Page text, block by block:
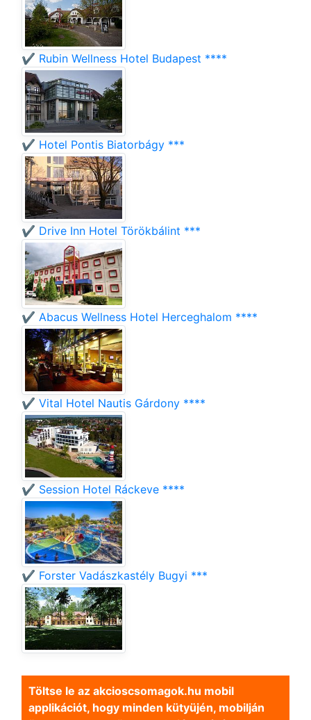
✔️ Rubin Wellness Hotel Budapest ****
✔️ Hotel Pontis Biatorbágy ***
✔️ Drive Inn Hotel Törökbálint ***
✔️ Abacus Wellness Hotel Herceghalom ****
✔️ Vital Hotel Nautis Gárdony ****
✔️ Session Hotel Ráckeve ****
✔️ Forster Vadászkastély Bugyi ***
Töltse le az akcioscsomagok.hu mobil
applikációt, hogy minden kütyüjén, mobilján